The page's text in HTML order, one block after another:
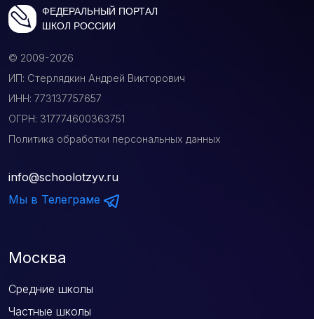
ФЕДЕРАЛЬНЫЙ ПОРТАЛ
ШКОЛ РОССИИ
© 2009-2026
ИП: Стерлядкин Андрей Викторович
ИНН: 773137757657
ОГРН: 317774600363751
Политика обработки персональных данных
info@schoolotzyv.ru
Мы в Телеграме
Москва
Средние школы
Частные школы